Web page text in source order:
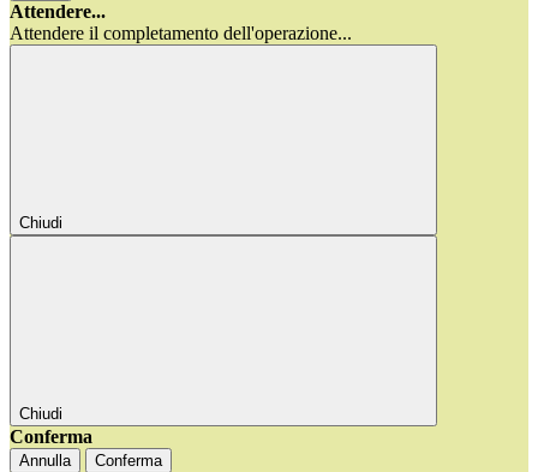
Attendere...
Attendere il completamento dell'operazione...
Chiudi
Chiudi
Conferma
Annulla Conferma